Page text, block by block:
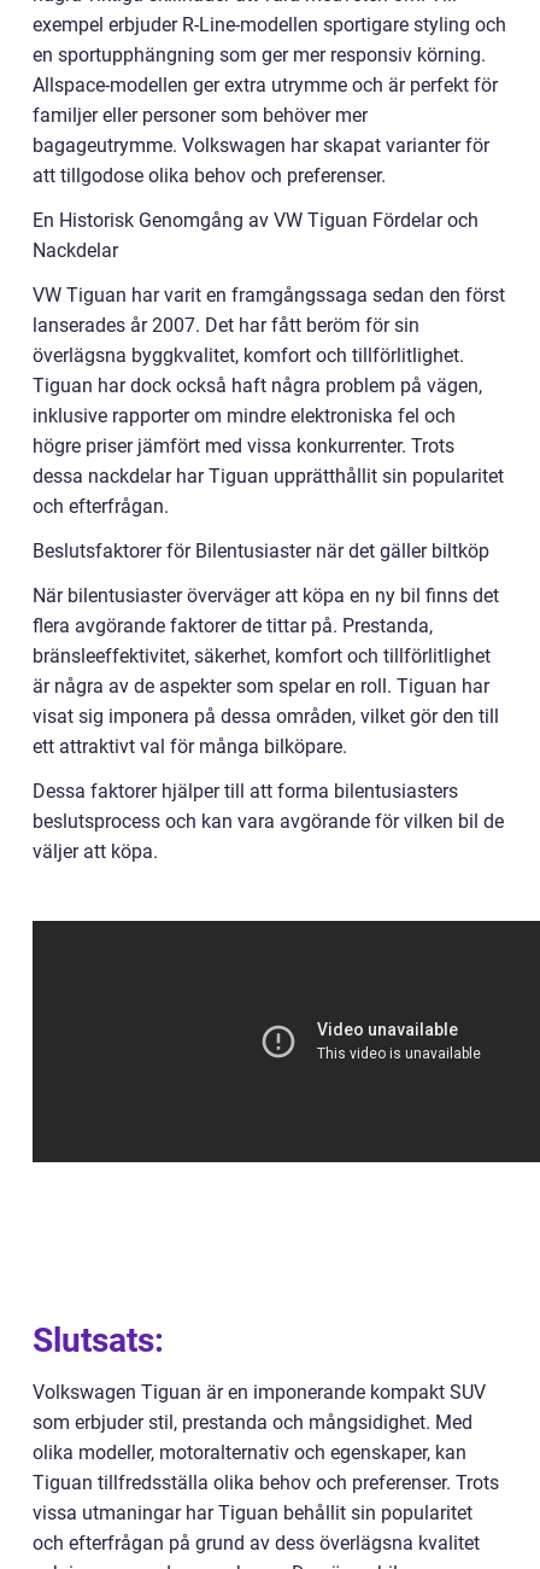
exempel erbjuder R-Line-modellen sportigare styling och
en sportupphängning som ger mer responsiv körning.
Allspace-modellen ger extra utrymme och är perfekt för
familjer eller personer som behöver mer
bagageutrymme. Volkswagen har skapat varianter för
att tillgodose olika behov och preferenser.
En Historisk Genomgång av VW Tiguan Fördelar och
Nackdelar
VW Tiguan har varit en framgångssaga sedan den först
lanserades år 2007. Det har fått beröm för sin
överlägsna byggkvalitet, komfort och tillförlitlighet.
Tiguan har dock också haft några problem på vägen,
inklusive rapporter om mindre elektroniska fel och
högre priser jämfört med vissa konkurrenter. Trots
dessa nackdelar har Tiguan upprätthållit sin popularitet
och efterfrågan.
Beslutsfaktorer för Bilentusiaster när det gäller biltköp
När bilentusiaster överväger att köpa en ny bil finns det
flera avgörande faktorer de tittar på. Prestanda,
bränsleeffektivitet, säkerhet, komfort och tillförlitlighet
är några av de aspekter som spelar en roll. Tiguan har
visat sig imponera på dessa områden, vilket gör den till
ett attraktivt val för många bilköpare.
Dessa faktorer hjälper till att forma bilentusiasters
beslutsprocess och kan vara avgörande för vilken bil de
väljer att köpa.
Slutsats:
Volkswagen Tiguan är en imponerande kompakt SUV
som erbjuder stil, prestanda och mångsidighet. Med
olika modeller, motoralternativ och egenskaper, kan
Tiguan tillfredsställa olika behov och preferenser. Trots
vissa utmaningar har Tiguan behållit sin popularitet
och efterfrågan på grund av dess överlägsna kvalitet